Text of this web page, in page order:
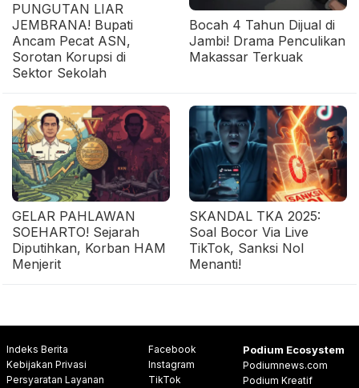
PUNGUTAN LIAR
JEMBRANA! Bupati
Ancam Pecat ASN,
Sorotan Korupsi di
Sektor Sekolah
Bocah 4 Tahun Dijual di
Jambi! Drama Penculikan
Makassar Terkuak
GELAR PAHLAWAN
SOEHARTO! Sejarah
Diputihkan, Korban HAM
Menjerit
SKANDAL TKA 2025:
Soal Bocor Via Live
TikTok, Sanksi Nol
Menanti!
Indeks Berita
Kebijakan Privasi
Persyaratan Layanan
Facebook
Instagram
TikTok
Podium Ecosystem
Podiumnews.com
Podium Kreatif